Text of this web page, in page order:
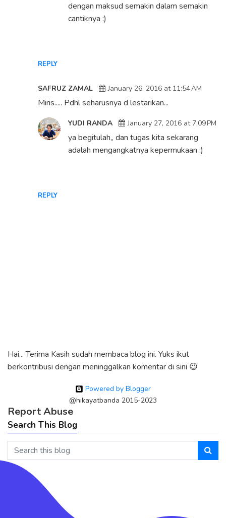
REPLY
dengan maksud semakin dalam semakin
cantiknya :)
SAFRUZ ZAMAL January 26, 2016 at 11:54 AM
Miris..... Pdhl seharusnya d lestarikan...
REPLY
YUDI RANDA January 27, 2016 at 7:09 PM
ya begitulah,, dan tugas kita sekarang
adalah mengangkatnya kepermukaan :)
Hai... Terima Kasih sudah membaca blog ini. Yuks ikut
berkontribusi dengan meninggalkan komentar di sini 😉
Powered by Blogger
@hikayatbanda 2015-2023
Report Abuse
Search This Blog